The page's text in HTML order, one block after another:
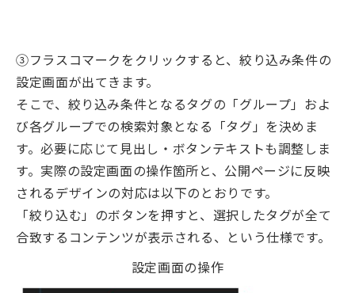
③フラスコマークをクリックすると、絞り込み条件の
設定画面が出てきます。
そこで、絞り込み条件となるタグの「グループ」およ
び各グループでの検索対象となる「タグ」を決めま
す。必要に応じて見出し・ボタンテキストも調整しま
す。実際の設定画面の操作箇所と、公開ページに反映
されるデザインの対応は以下のとおりです。
「絞り込む」のボタンを押すと、選択したタグが全て
合致するコンテンツが表示される、という仕様です。
設定画面の操作